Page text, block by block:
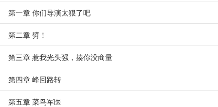
第一章 你们导演太狠了吧
第二章 劈！
第三章 惹我光头强，揍你没商量
第四章 峰回路转
第五章 菜鸟军医